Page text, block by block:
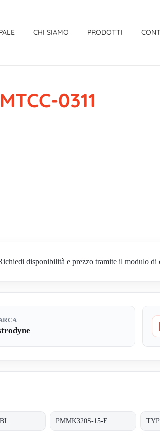
CHI SIAMO PRODOTTI
MTCC-0311
disponibilità e prezzo tramite il modulo di
PMMK320S-15-E